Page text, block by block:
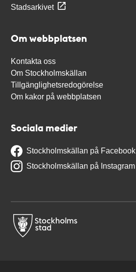
Stadsarkivet
Om webbplatsen
Kontakta oss
Om Stockholmskällan
Tillgänglighetsredogörelse
Om kakor på webbplatsen
Sociala medier
Stockholmskällan på Facebook
Stockholmskällan på Instagram